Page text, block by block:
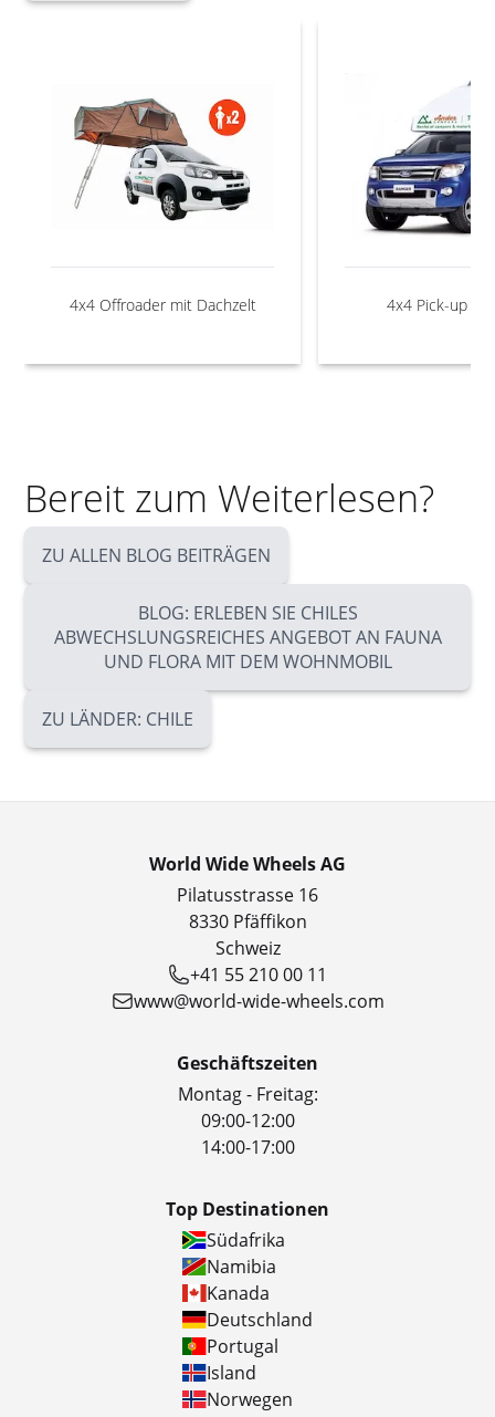
4x4 Offroader mit Dachzelt 4x4 Pick-up
Bereit zum Weiterlesen?
ZU ALLEN BLOG BEITRÄGEN
BLOG: ERLEBEN SIE CHILES
ABWECHSLUNGSREICHES ANGEBOT AN FAUNA
UND FLORA MIT DEM WOHNMOBIL
ZU LÄNDER: CHILE
World Wide Wheels AG
Pilatusstrasse 16
8330 Pfäffikon
Schweiz
+41 55 210 00 11
www@world-wide-wheels.com
Geschäftszeiten
Montag - Freitag:
09:00-12:00
14:00-17:00
Top Destinationen
Südafrika
Namibia
Kanada
Deutschland
Portugal
Island
Norwegen